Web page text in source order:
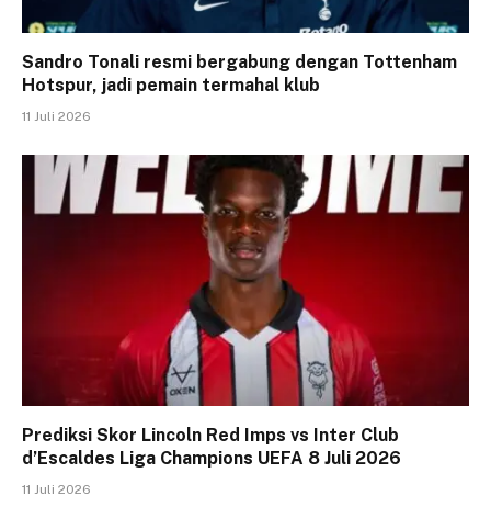
Sandro Tonali resmi bergabung dengan Tottenham
Hotspur, jadi pemain termahal klub
11 Juli 2026
Prediksi Skor Lincoln Red Imps vs Inter Club
d’Escaldes Liga Champions UEFA 8 Juli 2026
11 Juli 2026